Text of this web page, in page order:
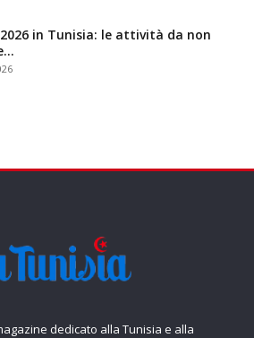
in Tunisia: le attività da non
dedicato alla Tunisia e alla